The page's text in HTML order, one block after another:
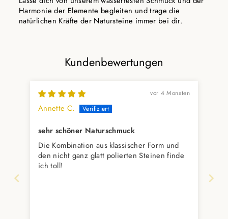
Harmonie der Elemente begleiten und trage die
natürlichen Kräfte der Natursteine immer bei dir.
Kundenbewertungen
vor 4 Monaten
Annette C.
sehr schöner Naturschmuck
Die Kombination aus klassischer Form und
den nicht ganz glatt polierten Steinen finde
ich toll!